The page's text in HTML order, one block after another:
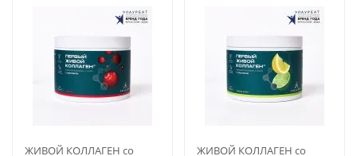
ЖИВОЙ КОЛЛАГЕН со
ЖИВОЙ КОЛЛАГЕН со